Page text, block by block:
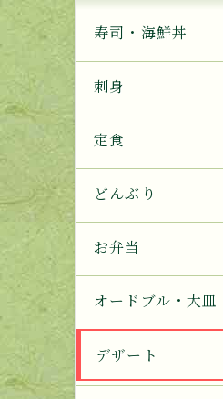
寿司・海鮮丼
刺身
定食
どんぶり
お弁当
オードブル・大皿
デザート